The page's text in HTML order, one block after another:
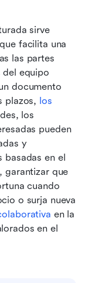
sirve
facilita una
las partes
del equipo
documento
plazos, los
los
pueden
y
en el
garantizar que
cuando
o surja nueva
en la
en el